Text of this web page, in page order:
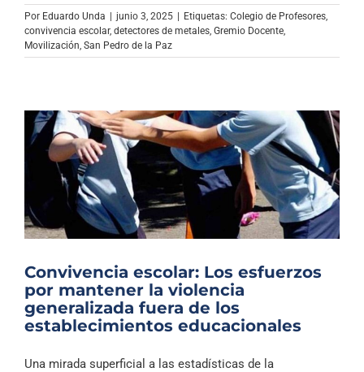
Por Eduardo Unda junio 3, 2025 Etiquetas: Colegio de Profesores,
convivencia escolar, detectores de metales, Gremio Docente,
Movilización, San Pedro de la Paz
Convivencia escolar: Los esfuerzos
por mantener la violencia
generalizada fuera de los
establecimientos educacionales
Una mirada superficial a las estadísticas de la